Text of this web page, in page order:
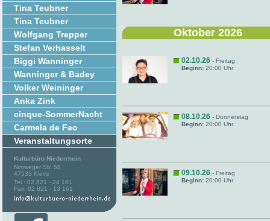
Tina Teubner
Tina Teubner
Wolfgang Trepper
Stefan Verhasselt
Biggi Wanninger
Wanninger & Badey
Volker Weininger
Anka Zink
cinque-SommerNacht
Carmela de Feo
Veranstaltungsorte
Kulturbüro Niederrhein
Nimweger Str. 58
47533 Kleve
Tel.: 02 821 - 24 161
Fax: 02 821 - 13 161
Oktober 2026
02.10.26 - Freitag
Beginn: 20:00 Uhr
08.10.26 - Donnerstag
Beginn: 20:00 Uhr
09.10.26 - Freitag
Beginn: 20:00 Uhr